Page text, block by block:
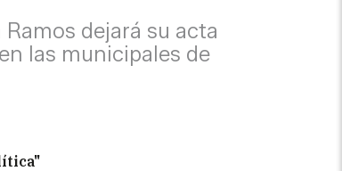
dejará su acta
las municipales de